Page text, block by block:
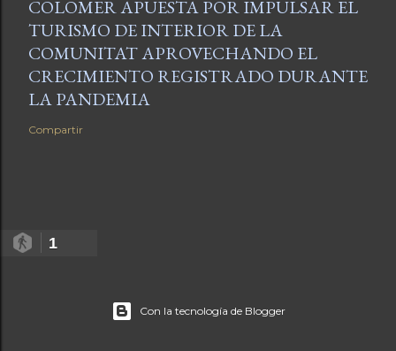
COLOMER APUESTA POR IMPULSAR EL
TURISMO DE INTERIOR DE LA
COMUNITAT APROVECHANDO EL
CRECIMIENTO REGISTRADO DURANTE
LA PANDEMIA
Compartir
1
Con la tecnología de Blogger